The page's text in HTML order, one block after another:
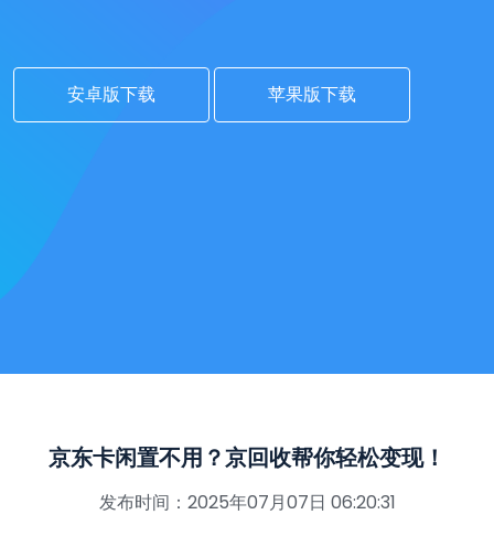
安卓版下载 苹果版下载
京东卡闲置不用？京回收帮你轻松变现！
发布时间：2025年07月07日 06:20:31